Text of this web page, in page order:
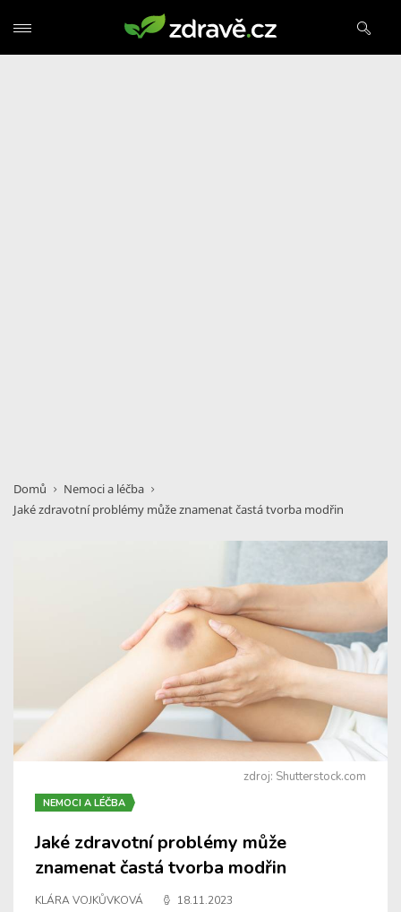
Domů
Nemoci a léčba
Jaké zdravotní problémy může znamenat častá tvorba modřin
zdroj: Shutterstock.com
NEMOCI A LÉČBA
Jaké zdravotní problémy může
znamenat častá tvorba modřin
KLÁRA VOJKŮVKOVÁ 18.11.2023